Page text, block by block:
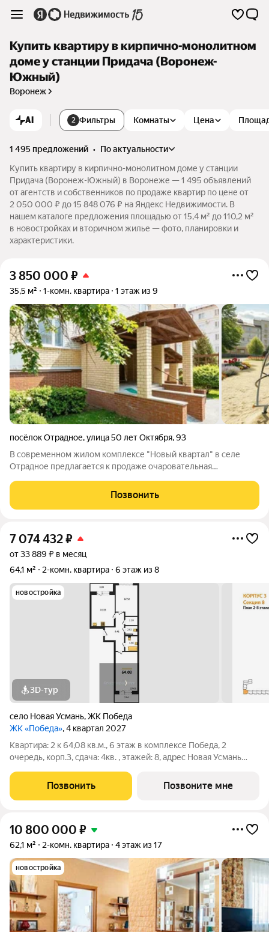
Купить квартиру в кирпично-монолитном
доме у станции Придача (Воронеж-
Южный)
Воронеж
AI 2 Фильтры Комнаты Цена
1 495 предложений •
по актуальности
Купить квартиру в кирпично-монолитном доме у станции
Придача (Воронеж-Южный) в Воронеже — 1 495 объявлений
от агентств и собственников по продаже квартир по цене от
2 050 000 ₽ до 15 848 076 ₽ на Яндекс Недвижимости. В
нашем каталоге предложения площадью от 15,4 м² до 110,2 м²
в новостройках и вторичном жилье — фото, планировки и
характеристики.
3 850 000 ₽
35,5 м² 1-комн. квартира 1 этаж из 9
посёлок Отрадное,улица 50 лет Октября,93
В современном жилом комплексе "Новый квартал" в селе
Отрадное предлагается к продаже очаровательная
Просторную прихожую с вместительной гардеробной.
Большую комнату площадью 15.5 кв.м. Удобную
Позвонить
7 074 432₽
от 33 889 ₽ в месяц
64,1 м²
2-комн. квартира 6 этаж из 8
новостройка
3D-тур
село Новая Усмань,ЖК Победа
ЖК «Победа», 4 квартал 2027
Квартира: 2 к 64,08 кв.м., 6 этаж в комплексе Победа, 2
очередь, корп.3, сдача: 4кв. , этажей: 8, адрес Новая Усмань
Позвонить Позвоните мне
10 800 000 ₽
62,1 м² 2-комн. квартира 4 этаж из 17
новостройка